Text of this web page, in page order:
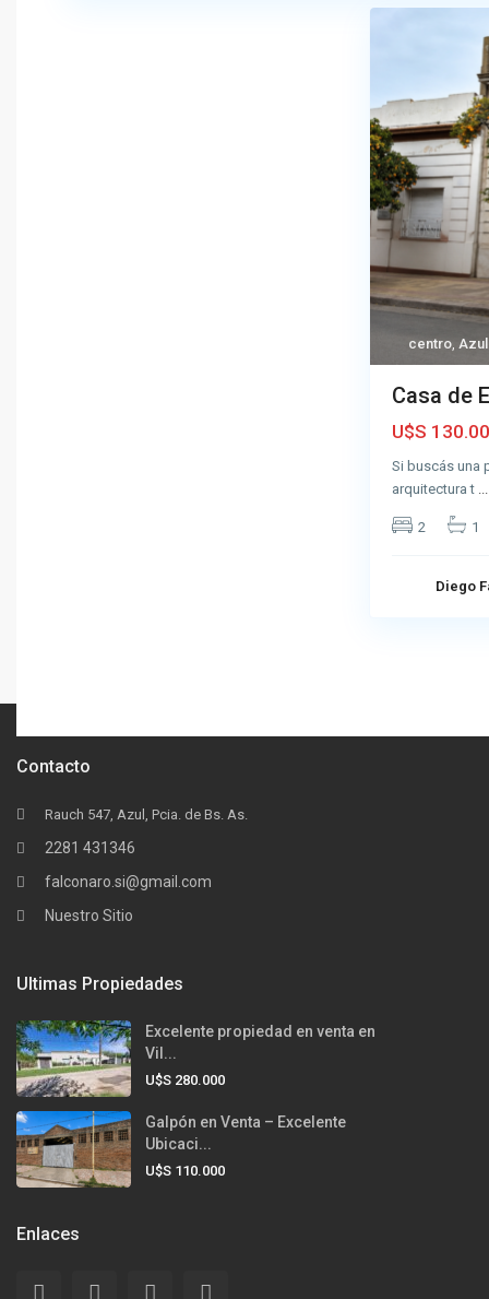
centro, Azul
Casa de
U$S
Si buscás una
arquitectura t
2 1
Diego
Contacto
Rauch 547, Azul, Pcia. de Bs. As.
2281 431346
falconaro.si@gmail.com
Nuestro Sitio
Ultimas Propiedades
Excelente propiedad en venta en
Vil...
U$S 280.000
Galpón en Venta – Excelente
Ubicaci...
U$S 110.000
Enlaces